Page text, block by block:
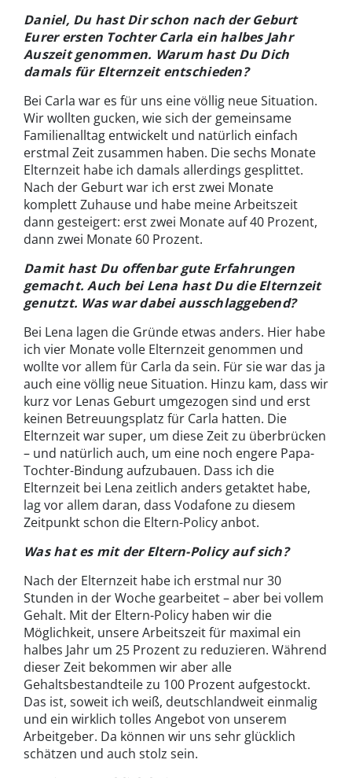
Daniel, Du hast Dir schon nach der Geburt
Eurer ersten Tochter Carla ein halbes Jahr
Auszeit genommen. Warum hast Du Dich
damals für Elternzeit entschieden?
Bei Carla war es für uns eine völlig neue Situation.
Wir wollten gucken, wie sich der gemeinsame
Familienalltag entwickelt und natürlich einfach
erstmal Zeit zusammen haben. Die sechs Monate
Elternzeit habe ich damals allerdings gesplittet.
Nach der Geburt war ich erst zwei Monate
komplett Zuhause und habe meine Arbeitszeit
dann gesteigert: erst zwei Monate auf 40 Prozent,
dann zwei Monate 60 Prozent.
Damit hast Du offenbar gute Erfahrungen
gemacht. Auch bei Lena hast Du die Elternzeit
genutzt. Was war dabei ausschlaggebend?
Bei Lena lagen die Gründe etwas anders. Hier habe
ich vier Monate volle Elternzeit genommen und
wollte vor allem für Carla da sein. Für sie war das ja
auch eine völlig neue Situation. Hinzu kam, dass wir
kurz vor Lenas Geburt umgezogen sind und erst
keinen Betreuungsplatz für Carla hatten. Die
Elternzeit war super, um diese Zeit zu überbrücken
– und natürlich auch, um eine noch engere Papa-
Tochter-Bindung aufzubauen. Dass ich die
Elternzeit bei Lena zeitlich anders getaktet habe,
lag vor allem daran, dass Vodafone zu diesem
Zeitpunkt schon die Eltern-Policy anbot.
Was hat es mit der Eltern-Policy auf sich?
Nach der Elternzeit habe ich erstmal nur 30
Stunden in der Woche gearbeitet – aber bei vollem
Gehalt. Mit der Eltern-Policy haben wir die
Möglichkeit, unsere Arbeitszeit für maximal ein
halbes Jahr um 25 Prozent zu reduzieren. Während
dieser Zeit bekommen wir aber alle
Gehaltsbestandteile zu 100 Prozent aufgestockt.
Das ist, soweit ich weiß, deutschlandweit einmalig
und ein wirklich tolles Angebot von unserem
Arbeitgeber. Da können wir uns sehr glücklich
schätzen und auch stolz sein.